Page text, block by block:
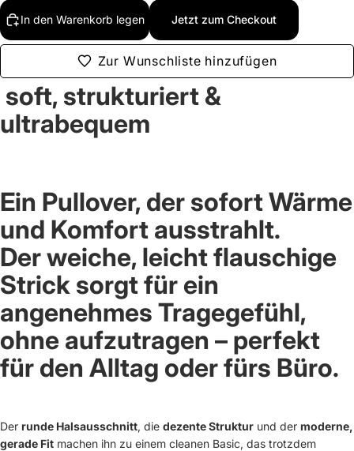
In den Warenkorb legen Jetzt zum Checkout
Zur Wunschliste hinzufügen
soft, strukturiert &
ultrabequem
Ein Pullover, der sofort Wärme
und Komfort ausstrahlt.
Derweiche, leicht flauschige
Strick sorgt für ein
angenehmes Tragegefühl,
ohne aufzutragen – perfekt
für den Alltag oder fürs Büro.
Der runde Halsausschnitt, die dezente Struktur und der moderne,
gerade Fit machen ihn zu einem cleanen Basic, das trotzdem